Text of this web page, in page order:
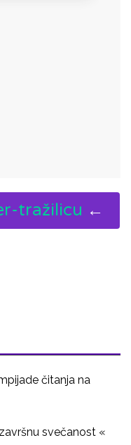
tražilicu ←
čitanja na
svečanost «